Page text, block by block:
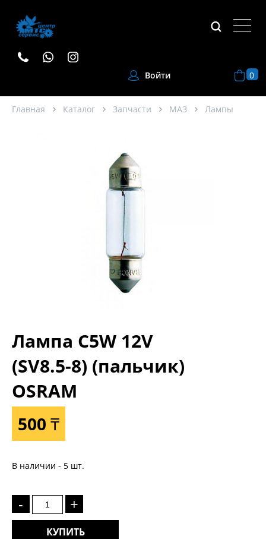
Войти 0
Главная Каталог Запчасти МАЗ Лампы
Лампа C5W 12V
(SV8.5-8) (пальчик)
OSRAM
500 ₸
В наличии - 5 шт.
- +
КУПИТЬ